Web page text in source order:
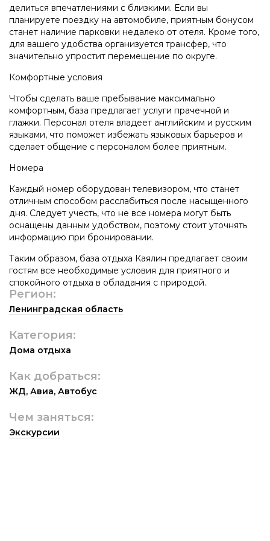
делиться впечатлениями с близкими. Если вы
планируете поездку на автомобиле, приятным бонусом
станет наличие парковки недалеко от отеля. Кроме того,
для вашего удобства организуется трансфер, что
значительно упростит перемещение по округе.
Комфортные условия
Чтобы сделать ваше пребывание максимально
комфортным, база предлагает услуги прачечной и
глажки. Персонал отеля владеет английским и русским
языками, что поможет избежать языковых барьеров и
сделает общение с персоналом более приятным.
Номера
Каждый номер оборудован телевизором, что станет
отличным способом расслабиться после насыщенного
дня. Следует учесть, что не все номера могут быть
оснащены данным удобством, поэтому стоит уточнять
информацию при бронировании.
Таким образом, база отдыха Каялин предлагает своим
гостям все необходимые условия для приятного и
спокойного отдыха в обладания с природой.
Регион:
Ленинградская область
Категория:
Дома отдыха
Как добраться:
ЖД, Авиа, Автобус
Чем заняться:
Экскурсии